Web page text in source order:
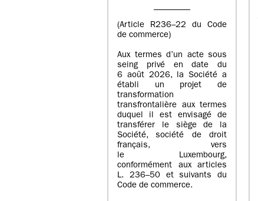
(Article R236–22 du Code
de commerce)
Aux termes d’un acte sous
seing privé en date du
6 août 2026, la Société a
établi un projet de
transformation
transfrontalière aux termes
duquel il est envisagé de
transférer le siège de la
Société, société de droit
français, vers
le Luxembourg,
conformément aux articles
L. 236–50 et suivants du
Code de commerce.